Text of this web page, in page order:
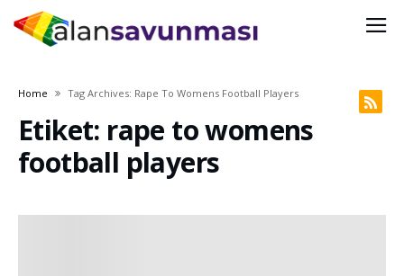
Home Tag Archives: Rape To Womens Football Players
Etiket: rape to womens
football players